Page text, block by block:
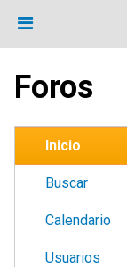
Foros
Inicio
Buscar
Calendario
Usuarios